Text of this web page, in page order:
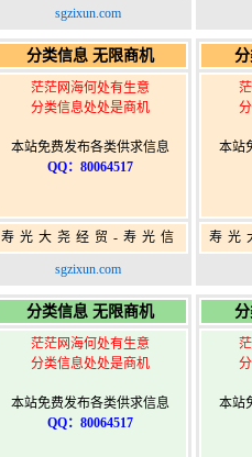
息网-免费信息发布网-
sgzixun.com
分类信息 无限商机
茫茫网海何处有生意
分类信息处处是商机
本站免费发布各类供求信息
QQ：80064517
寿光大尧经贸-寿光信
息网-免费信息发布网-
sgzixun.com
本站
寿光
分类信息 无限商机
茫茫网海何处有生意
分类信息处处是商机
本站免费发布各类供求信息
QQ：80064517
本站